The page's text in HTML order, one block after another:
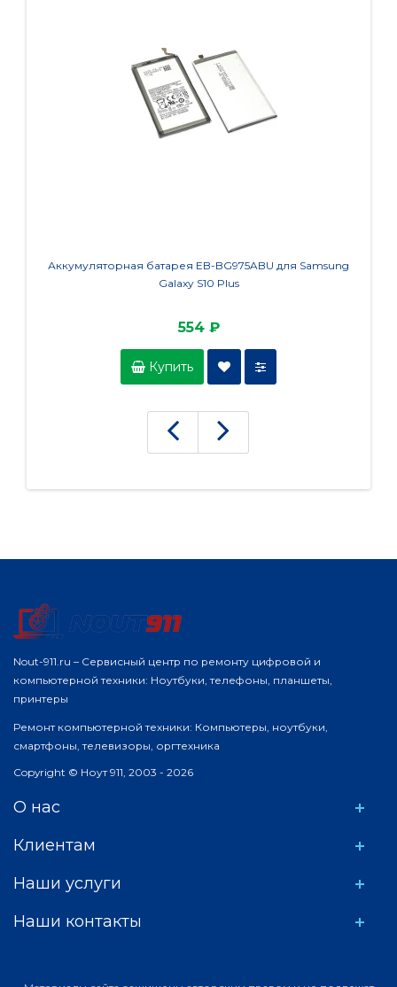
Аккумуляторная батарея EB-BG975ABU для Samsung
Galaxy S10 Plus
554 ₽
Купить
Nout-911.ru – Сервисный центр по ремонту цифровой и
компьютерной техники: Ноутбуки, телефоны, планшеты,
принтеры
Ремонт компьютерной техники: Компьютеры, ноутбуки,
смартфоны, телевизоры, оргтехника
Copyright © Ноут 911, 2003 - 2026
О нас
Клиентам
Наши услуги
Наши контакты